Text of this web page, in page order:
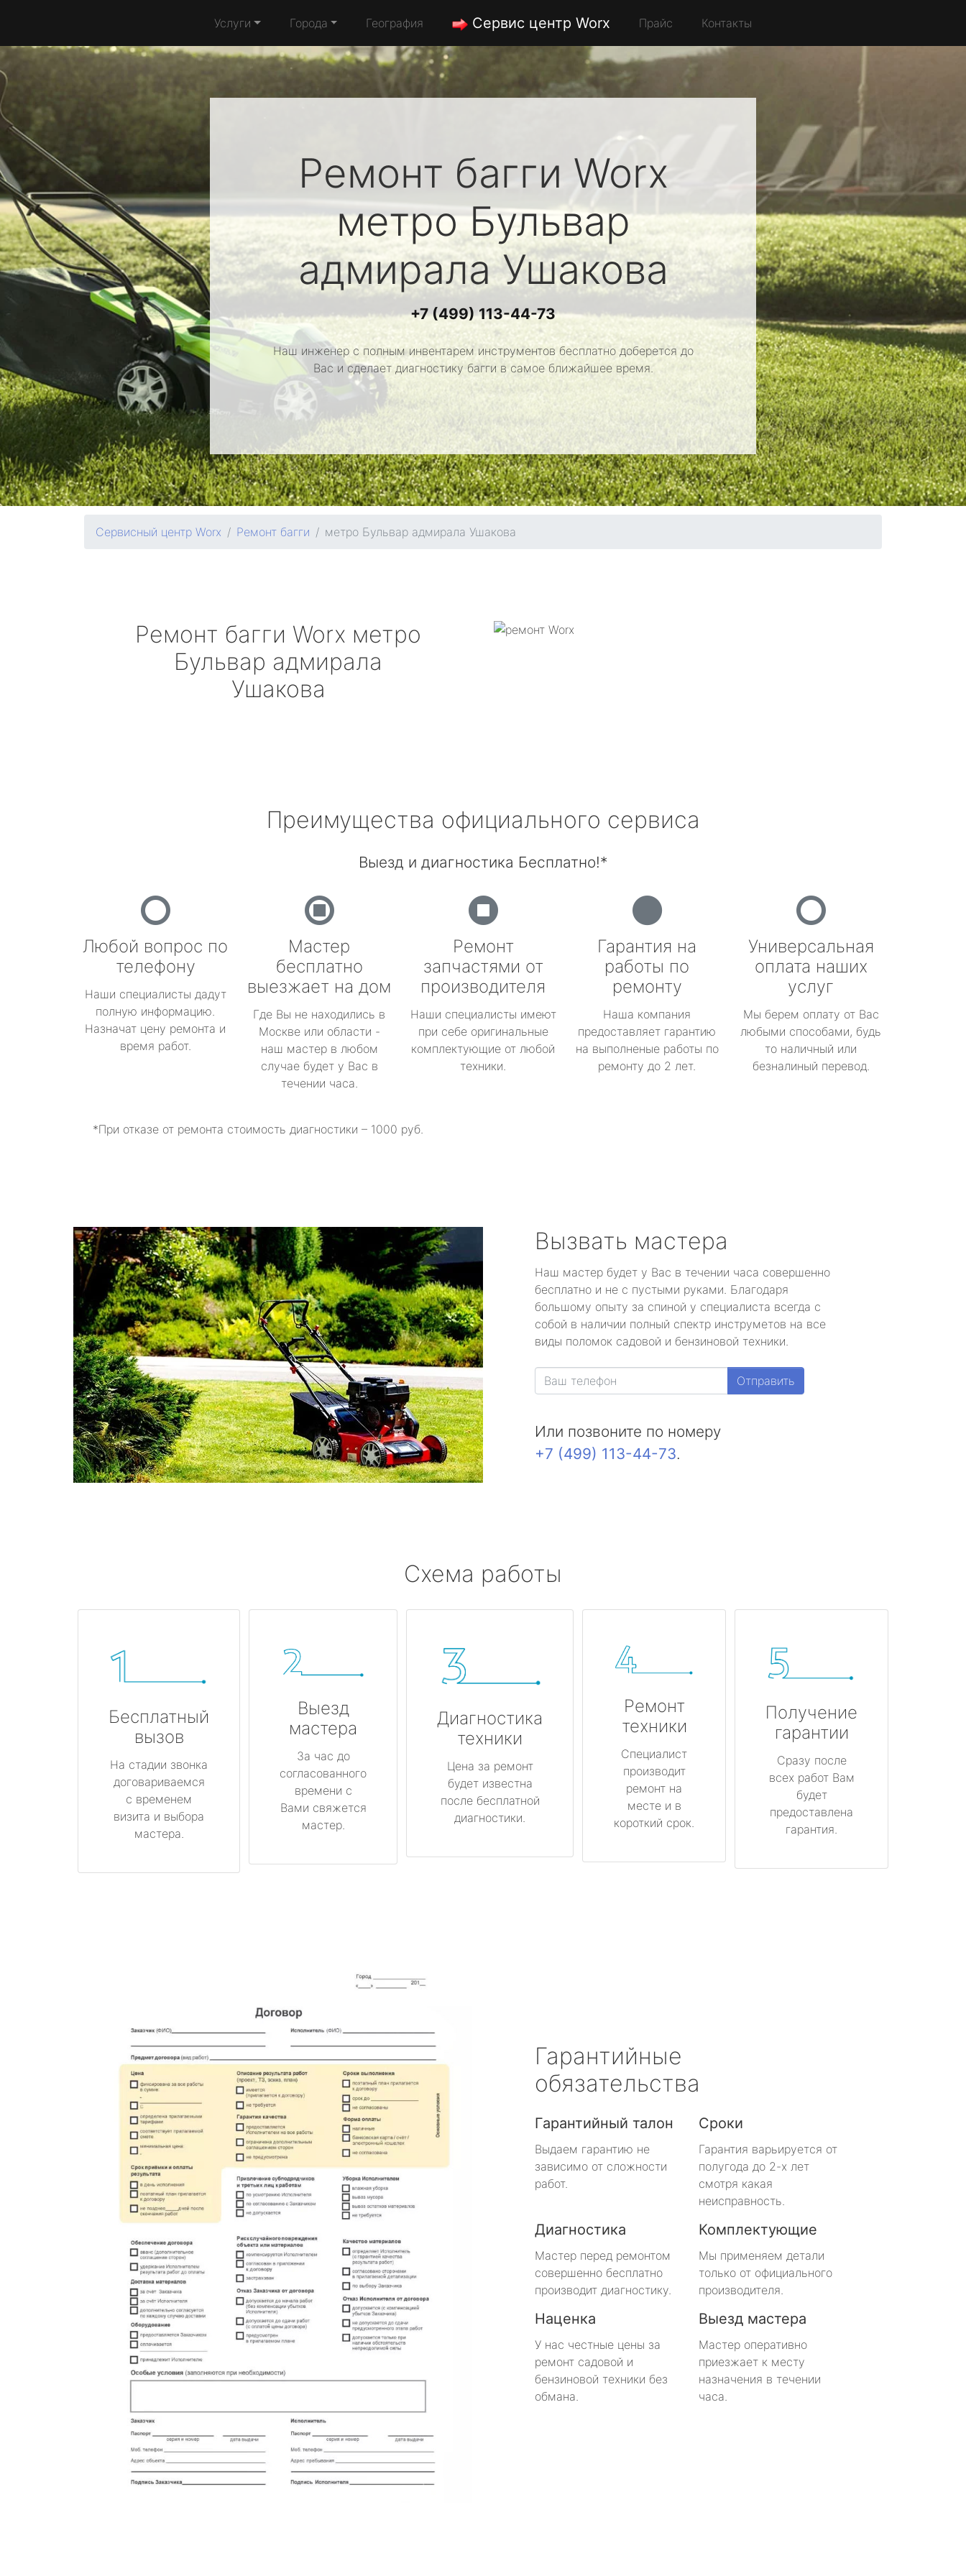
Услуги Города География Сервис центр Worx Прайс Контакты
Ремонт багги Worx
метро Бульвар
адмирала Ушакова
+7 (499) 113-44-73
Наш инженер с полным инвентарем инструментов бесплатно доберется до
Вас и сделает диагностику багги в самое ближайшее время.
Сервисный центр Worx Ремонт багги метро Бульвар адмирала Ушакова
Ремонт багги Worx метро
Бульвар адмирала
Ушакова
Преимущества официального сервиса
Выезд и диагностика Бесплатно!*
Любой вопрос по
телефону
Наши специалисты дадут
полную информацию.
Назначат цену ремонта и
время работ.
Мастер
бесплатно
выезжает на дом
Где Вы не находились в
Москве или области -
наш мастер в любом
случае будет у Вас в
течении часа.
Ремонт
запчастями от
производителя
Наши специалисты имеют
при себе оригинальные
комплектующие от любой
техники.
Гарантия на
работы по
ремонту
Наша компания
предоставляет гарантию
на выполненые работы по
ремонту до 2 лет.
Универсальная
оплата наших
услуг
Мы берем оплату от Вас
любыми способами, будь
то наличный или
безналиный перевод.
*При отказе от ремонта стоимость диагностики – 1000 руб.
Вызвать мастера
Наш мастер будет у Вас в течении часа совершенно
бесплатно и не с пустыми руками. Благодаря
большому опыту за спиной у специалиста всегда с
собой в наличии полный спектр инструметов на все
виды поломок садовой и бензиновой техники.
Отправить
Или позвоните по номеру
+7 (499) 113-44-73.
Схема работы
Бесплатный
вызов
На стадии звонка
договариваемся
с временем
визита и выбора
мастера.
Выезд
мастера
За час до
согласованного
времени с
Вами свяжется
мастер.
Диагностика
техники
Цена за ремонт
будет известна
после бесплатной
диагностики.
Ремонт
техники
Специалист
производит
ремонт на
месте и в
короткий срок.
Получение
гарантии
Сразу после
всех работ Вам
будет
предоставлена
гарантия.
Гарантийные
обязательства
Гарантийный талон
Выдаем гарантию не
зависимо от сложности
работ.
Сроки
Гарантия варьируется от
полугода до 2-х лет
смотря какая
неисправность.
Диагностика
Мастер перед ремонтом
совершенно бесплатно
производит диагностику.
Комплектующие
Мы применяем детали
только от официального
производителя.
Наценка
У нас честные цены за
ремонт садовой и
бензиновой техники без
обмана.
Выезд мастера
Мастер оперативно
приезжает к месту
назначения в течении
часа.